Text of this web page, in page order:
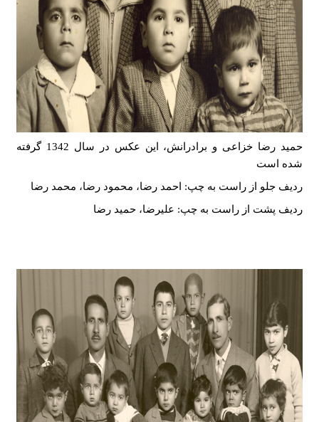
حمید رضا خزاعی و برادرانش، این عکس در سال 1342 گرفته
شده است
ردیف جلو از راست به چپ: احمد رضا، محمود رضا، محمد رضا
ردیف پشت از راست به چپ: علیرضا، حمید رضا